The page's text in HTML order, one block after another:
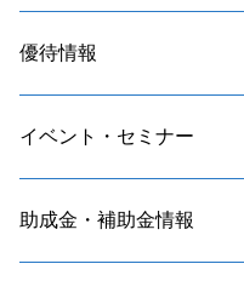
優待情報
イベント・セミナー
助成金・補助金情報